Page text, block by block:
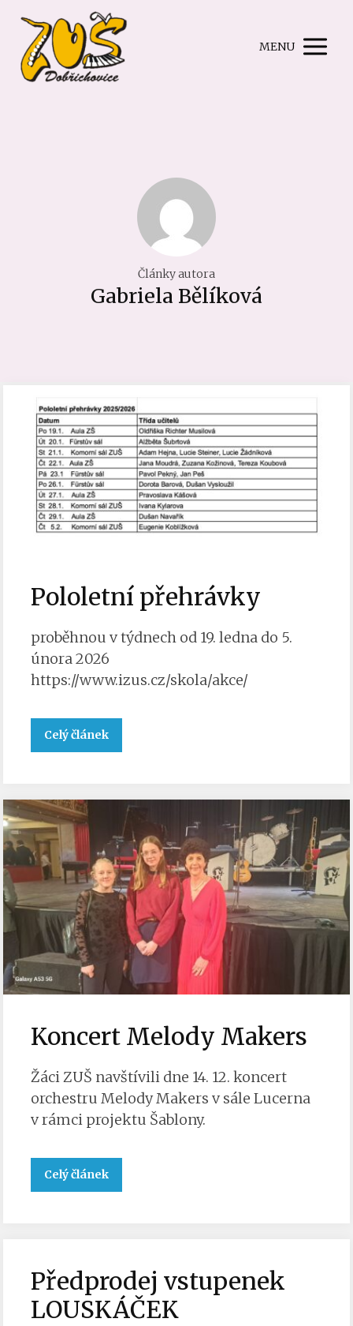
MENU
Články autora
Gabriela Bělíková
Pololetní přehrávky
proběhnou v týdnech od 19. ledna do 5.
února 2026
https://www.izus.cz/skola/akce/
Celý článek
Koncert Melody Makers
Žáci ZUŠ navštívili dne 14. 12. koncert
orchestru Melody Makers v sále Lucerna
v rámci projektu Šablony.
Celý článek
Předprodej vstupenek
LOUSKÁČEK